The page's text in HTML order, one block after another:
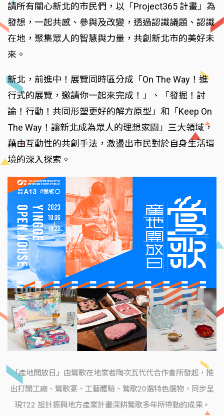
請所有關心新北的市民們，以「Project365 計畫」為
發想，一起共感、參與及改變，透過認識議題、認識
在地，聚集眾人的智慧與力量，共創新北市的美好未
來。
新北，前進中！展覽同時區分成「On The Way！進
行式的展覽，邀請你一起來完成！」、「發掘！討
論！行動！共同形塑更好的解方原型」和「Keep On
The Way！讓新北成為眾人的理想家園」三大領域，
藉由互動性的共創手法，激盪出市民對於自身生活環
境的深入探索。
「產地開放日」由鶯歌在地業者陶次瓦代代合作會所發起，推
出打開工廠、鶯歌宴、工藝體驗、鶯歌20選特色選物，同步呈
現T22 設計振興地方產業計畫深耕鶯歌多年所帶動的成果。